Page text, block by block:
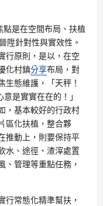
點是在空間布局、扶植
陞針對性與實效性。
行原則，是以，在空
化村鎮分享布局，對
生態維護，「天秤！
是實實在在的！」
，基本較好的行政村
區化扶植，整合夥
推動上，則要保持平
水、途徑、渣滓處置
、管理等重點任務，
行常態化精準幫扶，